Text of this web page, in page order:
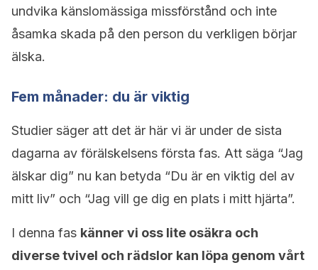
undvika känslomässiga missförstånd och inte
åsamka skada på den person du verkligen börjar
älska.
Fem månader: du är viktig
Studier säger att det är här vi är under de sista
dagarna av förälskelsens första fas. Att säga “Jag
älskar dig” nu kan betyda “Du är en viktig del av
mitt liv” och “Jag vill ge dig en plats i mitt hjärta”.
I denna fas känner vi oss lite osäkra och
diverse tvivel och rädslor kan löpa genom vårt